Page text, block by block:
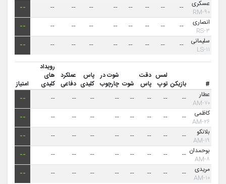
عسکری
۹۰-RM
--
--
--
--
--
--
--
--
--
انصاری
۳-RS
--
--
--
--
--
--
--
--
--
سلیمانی
۱۱-LS
--
--
--
--
--
--
--
--
--
# بازیکن
لمس
توپ
دقت
پاس
شوت
شوت در
چارچوب
پاس
کلیدی
عملکرد
دفاعی
رویداد
های
کلیدی
امتیاز
عطار
۷۰-AM
--
--
--
--
--
--
--
--
--
کاظمی
۲۶-AM
--
--
--
--
--
--
--
--
--
بلانکو
۱۹-AM
--
--
--
--
--
--
--
--
--
بوحمدان
۸-AM
--
--
--
--
--
--
--
--
--
مریدی
۱۰-AM
--
--
--
--
--
--
--
--
--